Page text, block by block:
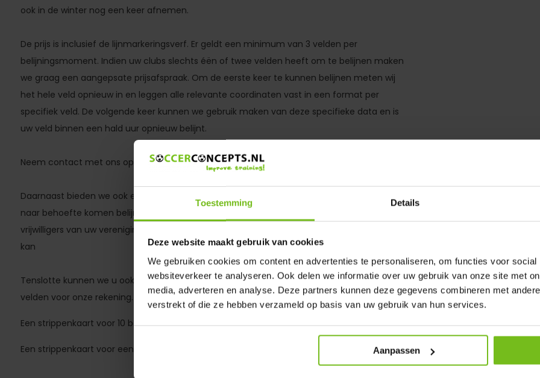
Toestemming Details
Deze website maakt gebruik van cookies
We gebruiken cookies om content en advertenties te personaliseren, om functies voor
websiteverkeer te analyseren. Ook delen we informatie over uw gebruik van onze site met
media, adverteren en analyse. Deze partners kunnen deze gegevens combineren met
verstrekt of die ze hebben verzameld op basis van uw gebruik van hun services.
Aanpassen
ook in de winter nog een keer afnemen.
De prijs is inclusief de lijnmarkeringsverf. Er geldt een minimum van 3 velden per
belijningsmoment. Indien uw clubs slechts éën of twee velden heeft om te belijnen maken
we graag een aangepsate prijsafspraak. Om de eerste keer te kunnen belijnen meten wij
het hele veld opnieuw in en leggen alle relevante coordinaten vast in een format per
specifiek veld. De volgende keer kunnen we gebruik maken van deze specifieke data en is
uw veld binnen een hald uur opnieuw belijnt.
Neem contact met ons op voor een afspraak of voor meer informatie
Daarnaast bieden we ook een strippenkaart model aan waarbij we uw veld een aantal keer
naar behoefte komen belijnen. Bijvoorbeeld 10x per seizoen of om en om met de
vrijwilligers van uw vereniging of een tijd lang omdat uw onderhoudsman het even zelf niet
kan
Tenslotte kunnen we u ook volledig ontzorgen en nemen we de complete belijning van de
velden voor onze rekening. U bent verzekert van altijd een goede én rechte lijn
Een strippenkaart voor 10 belijningen kost € 1599
Een strippenkaart voor een compleet seizoen belijnen kost € 3799